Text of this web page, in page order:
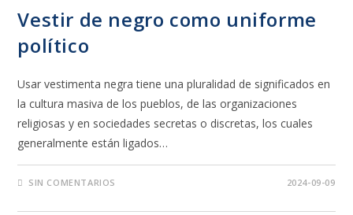
Vestir de negro como uniforme
político
Usar vestimenta negra tiene una pluralidad de significados en
la cultura masiva de los pueblos, de las organizaciones
religiosas y en sociedades secretas o discretas, los cuales
generalmente están ligados…
SIN COMENTARIOS 2024-09-09